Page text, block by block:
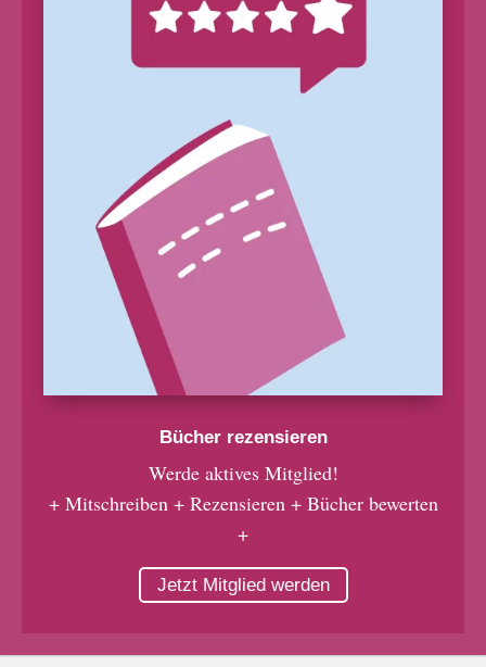
Bücher rezensieren
Werde aktives Mitglied!
+ Mitschreiben + Rezensieren + Bücher bewerten
+
Jetzt Mitglied werden